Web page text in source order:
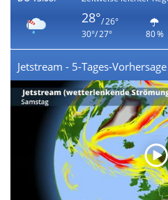
28°/ 26°
30°/ 27°
80 %
Jetstream - 5-Tages-Vorhersage